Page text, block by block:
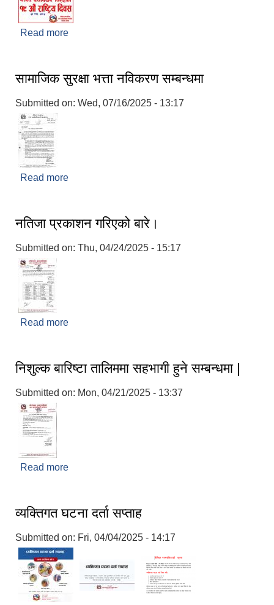
Read more
सामाजिक सुरक्षा भत्ता नविकरण सम्बन्धमा
Submitted on: Wed, 07/16/2025 - 13:17
Read more
नतिजा प्रकाशन गरिएको बारे।
Submitted on: Thu, 04/24/2025 - 15:17
Read more
निशुल्क बारिष्टा तालिममा सहभागी हुने सम्बन्धमा |
Submitted on: Mon, 04/21/2025 - 13:37
Read more
व्यक्तिगत घटना दर्ता सप्ताह
Submitted on: Fri, 04/04/2025 - 14:17